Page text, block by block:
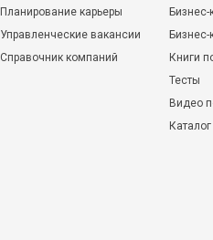
Планирование карьеры
Управленческие вакансии
Справочник компаний
Бизнес-
Книги
Тесты
Видео